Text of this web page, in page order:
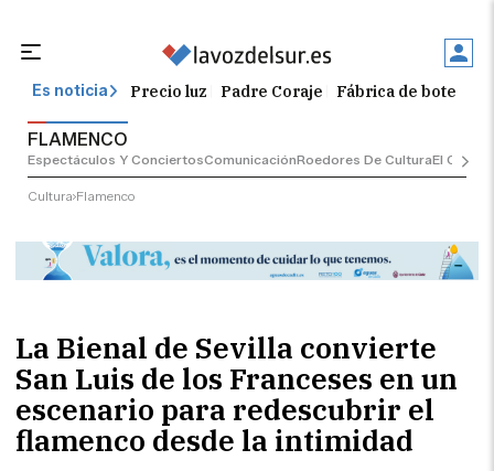
Es noticia Precio luz Padre Coraje Fábrica de botellas
FLAMENCO
Espectáculos Y ConciertosComunicaciónRoedores De CulturaEl Censo
Cultura Flamenco
La Bienal de Sevilla convierte
San Luis de los Franceses en un
escenario para redescubrir el
flamenco desde la intimidad